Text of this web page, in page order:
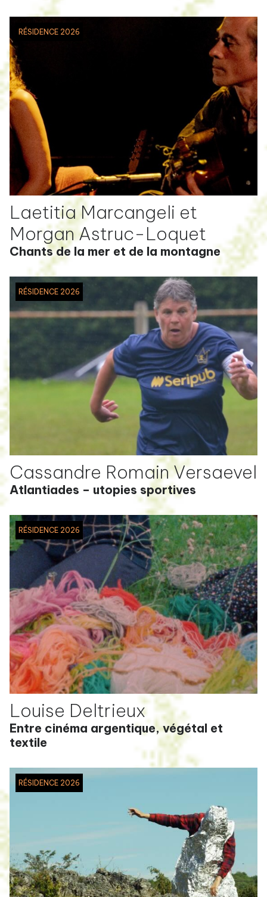
RÉSIDENCE 2026
Laetitia Marcangeli et
Morgan Astruc-Loquet
Chants de la mer et de la montagne
RÉSIDENCE 2026
Cassandre Romain Versaevel
Atlantiades – utopies sportives
RÉSIDENCE 2026
Louise Deltrieux
Entre cinéma argentique, végétal et
textile
RÉSIDENCE 2026